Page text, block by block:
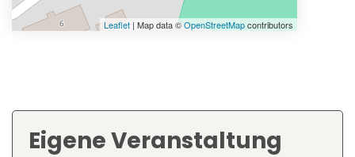
Leaflet | Map data ©OpenStreetMapcontributors
Eigene Veranstaltung